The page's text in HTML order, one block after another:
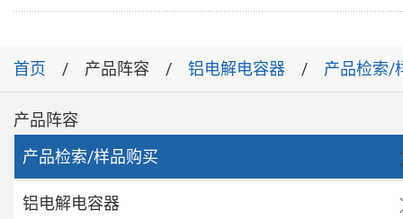
首页 产品阵容 铝电解电容器 产品检索/
产品阵容
产品检索/样品购买
铝电解电容器